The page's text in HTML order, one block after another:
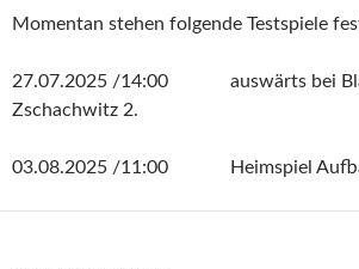
Momentan stehen folgende Testspiele
27.07.2025 /14:00 auswärts bei
Zschachwitz 2.
03.08.2025 /11:00 Heimspiel